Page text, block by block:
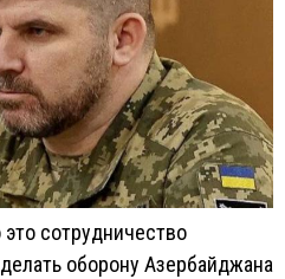
сотрудничество
оборону Азербайджана